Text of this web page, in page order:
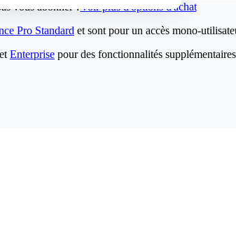
vous abonner ?Voir plus d'options d'achat
Pro Standard et sont pour un accès mono-
et Enterprise pour des fonctionnalités